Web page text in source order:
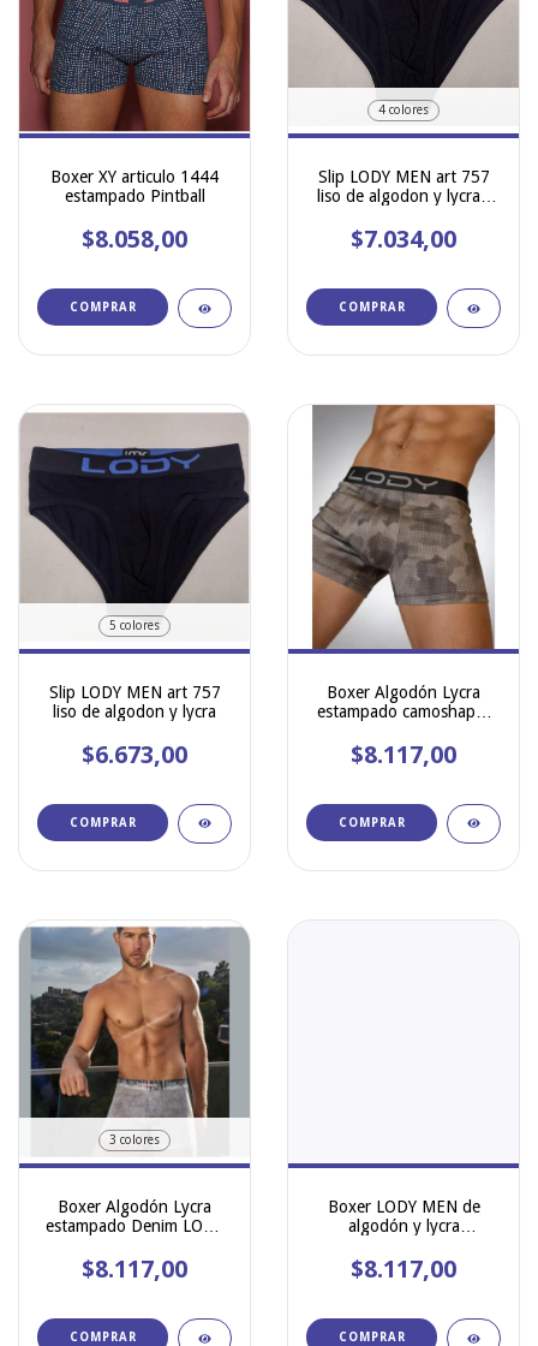
Boxer XY articulo 1444
estampado Pintball
$8.058,00
COMPRAR
4 colores
Slip LODY MEN art 757
liso de algodon y lycra -
$7.034,00
COMPRAR
5 colores
Slip LODY MEN art 757
liso de algodon y lycra
$6.673,00
COMPRAR
Boxer Algodón Lycra
estampado camoshapes
$8.117,00
COMPRAR
3 colores
Boxer Algodón Lycra
estampado Denim LODY
$8.117,00
COMPRAR
Boxer LODY MEN de
algodón y lycra
$8.117,00
COMPRAR